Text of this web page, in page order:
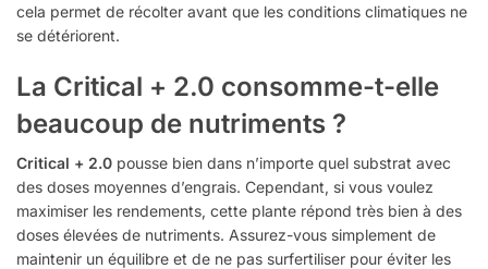
cela permet de récolter avant que les conditions climatiques ne
se détériorent.
La Critical + 2.0 consomme-t-elle
beaucoup de nutriments ?
Critical + 2.0 pousse bien dans n’importe quel substrat avec
des doses moyennes d’engrais. Cependant, si vous voulez
maximiser les rendements, cette plante répond très bien à des
doses élevées de nutriments. Assurez-vous simplement de
maintenir un équilibre et de ne pas surfertiliser pour éviter les